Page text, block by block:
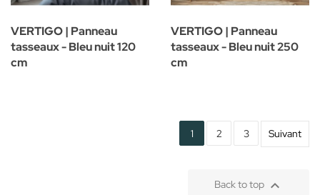
VERTIGO | Panneau
tasseaux - Bleu nuit 120
cm
VERTIGO | Panneau
tasseaux - Bleu nuit 250
cm
1 2 3 Suivant
Back to top 